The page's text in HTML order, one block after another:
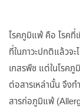
โรคภูมิแพ้ คือ โรคที่
ที่ในภาวะปกติแล้วจ
เกสรพืช แต่ในโรค
ต่อสารเหล่านั้น จึงท
สารก่อภูมิแพ้